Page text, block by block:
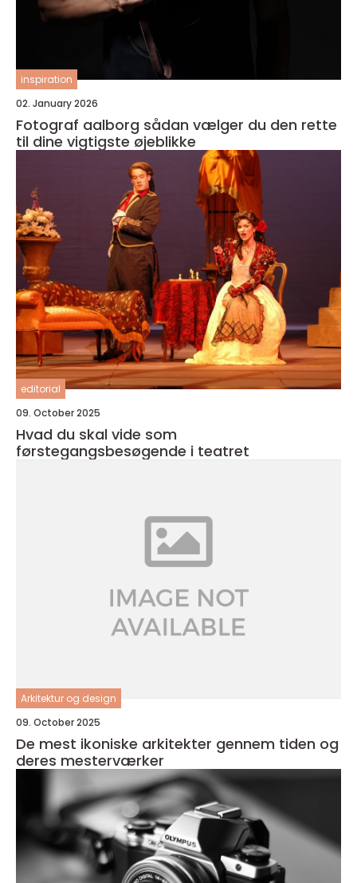
inspiration
02. January 2026
Fotograf aalborg sådan vælger du den rette
til dine vigtigste øjeblikke
editorial
09. October 2025
Hvad du skal vide som
førstegangsbesøgende i teatret
Arkitektur og design
09. October 2025
De mest ikoniske arkitekter gennem tiden og
deres mesterværker